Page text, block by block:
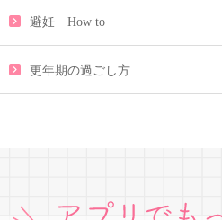
避妊 How to
更年期の過ごし方